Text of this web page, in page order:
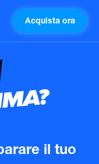
Acquista ora
il tuo